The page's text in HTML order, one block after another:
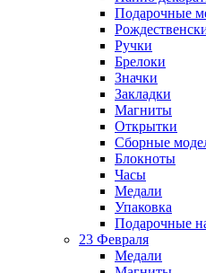
Подарочные
Ручки
Брелоки
Значки
Закладки
Магниты
Открытки
Сборные
Блокноты
Часы
Медали
Упаковка
Подарочные
23 Февраля
Медали